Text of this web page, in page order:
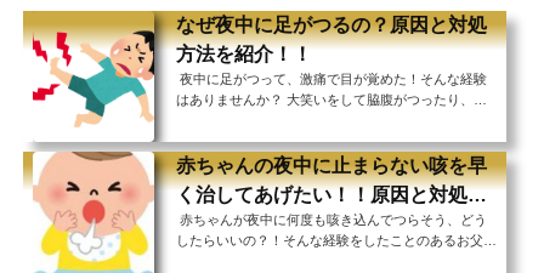
なぜ夜中に足がつるの？原因と対処
方法を紹介！！
夜中に足がつって、激痛で目が覚めた！そんな経験
はありませんか？ 大笑いをして脇腹がつったり、激
が、安静にしている夜中に足がつるのはなんとも不思
議ですよね。 たまたま何かの拍子につってしまった
というのならともかく、この足がつる現象が頻繁に起
きると睡眠が妨げられて、ひどい場合は睡眠障害に繋
がってしまう可能性もあります。 なぜ足がつるの
か、そしてつってしまった場合はどうすればいいの
赤ちゃんの夜中に止まらない咳を早
く治してあげたい！！原因と対処方
法を紹介！！
赤ちゃんが夜中に何度も咳き込んでつらそう、どう
したらいいの？！そんな経験をしたことのあるお父さ